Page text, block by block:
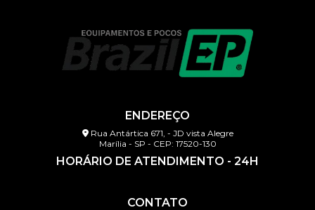
ENDEREÇO
Rua Antártica 671, - JD vista Alegre
Marília - SP - CEP: 17520-130
HORÁRIO DE ATENDIMENTO - 24H
CONTATO